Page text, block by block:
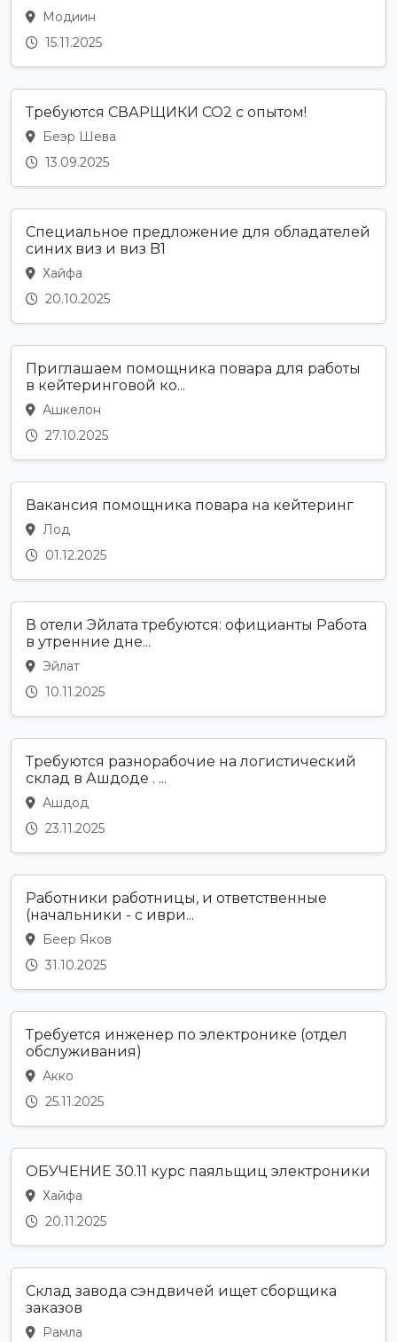
Модиин
15.11.2025
Требуются СВАРЩИКИ CO2 с опытом!
Беэр Шева
13.09.2025
Специальное предложение для обладателей
синих виз и виз B1
Хайфа
20.10.2025
Приглашаем помощника повара для работы
в кейтеринговой ко...
Ашкелон
27.10.2025
Вакансия помощника повара на кейтеринг
Лод
01.12.2025
В отели Эйлата требуются: официанты Работа
в утренние дне...
Эйлат
10.11.2025
Требуются разнорабочие на логистический
склад в Ашдоде . ...
Ашдод
23.11.2025
Работники работницы, и ответственные
(начальники - с иври...
Беер Яков
31.10.2025
Требуется инженер по электронике (отдел
обслуживания)
Акко
25.11.2025
ОБУЧЕНИЕ 30.11 курс паяльщиц электроники
Хайфа
20.11.2025
Склад завода сэндвичей ищет сборщика
заказов
Рамла